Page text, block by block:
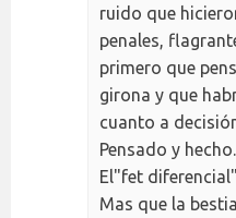
ruido que
penales,
primero que
girona y que
cuanto a
Pensado y hecho.
El"fet
Mas que la